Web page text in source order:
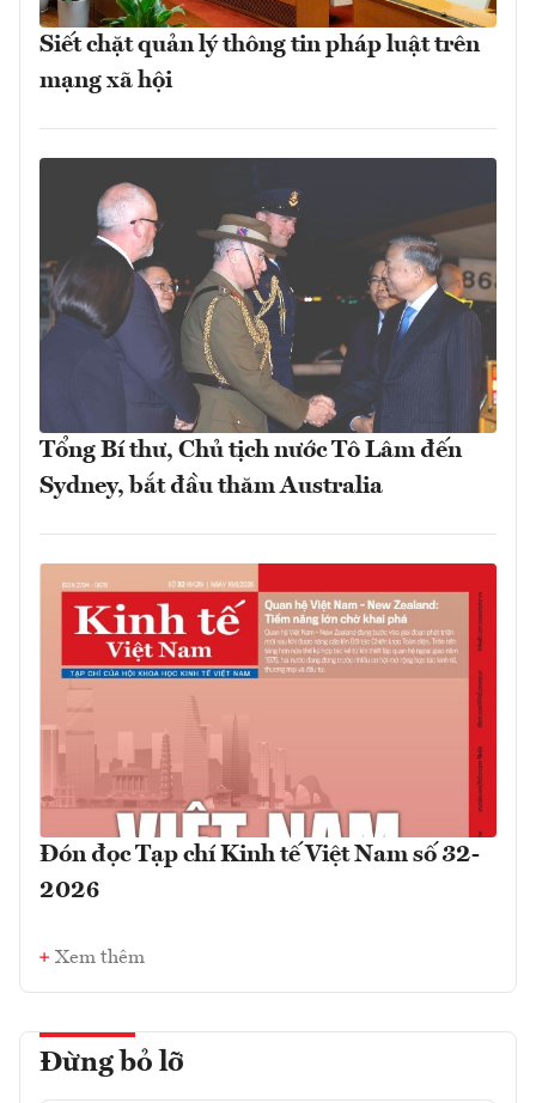
Siết chặt quản lý thông tin pháp luật trên
mạng xã hội
Tổng Bí thư, Chủ tịch nước Tô Lâm đến
Sydney, bắt đầu thăm Australia
Đón đọc Tạp chí Kinh tế Việt Nam số 32-
2026
Xem thêm
Đừng bỏ lỡ